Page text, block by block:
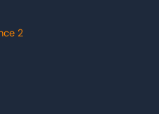
2